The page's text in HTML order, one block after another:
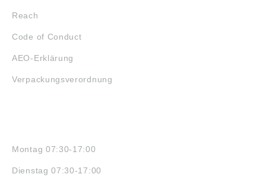
Reach
Code of Conduct
AEO-Erklärung
Verpackungsverordnung
Montag 07:30-17:00
Dienstag 07:30-17:00